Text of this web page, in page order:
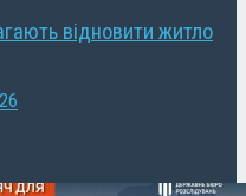
відновити житло